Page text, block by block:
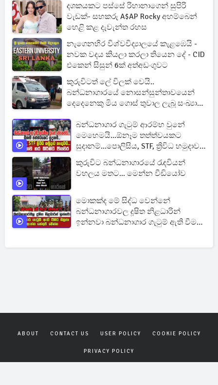
දශකයකට පස්සේ රිහානාගෙන් සුපිරි
වැඩක්- සහකරු A$AP Rocky අහම්බෙන්
හෙළි කළ දැවැන්ත රහස
නැගෙනහිර විශ්වවිද්‍යාලයේ කැළඹෙයි -
නවක වදය කියලා කරලා තියෙන දේ - CID
එකෙන් සිසුන් 6ක් අත්අඩංගුවට
කුරුවිටත් ලේ විලක් වෙයි..
බන්ධනාගාරයේ නොසන්සුන්තාවයෙන්
දෙදෙනෙකු ‍මිය ගොස් තුවාල ලැබූ සංඛ්‍යාව
බන්ධනාගාර ගැටුම් ආරම්භ වුනේ
මෙහෙමයි...ඕනෑම තත්ත්වයකට
සුදානම්...පොලිසිය, STF, ත්‍රිවිධ හමුදාව
කැඳවයි.
කුරුවිට බන්ධනාගාරයේ රැඳවියන්
වහලය මතට... මෙන්න වීඩියෝව
මොකක්ද මේ සිද්ධ වෙන්නේ
බන්ධනාගාරවල දූෂිත නිළධාරින්
ඉන්නවා බන්ධනාගාර ගැටුම් ඇති වීමට
ABOUT CONTACT US USER POLICY COOKIE POLICY
PRIVACY POLICY